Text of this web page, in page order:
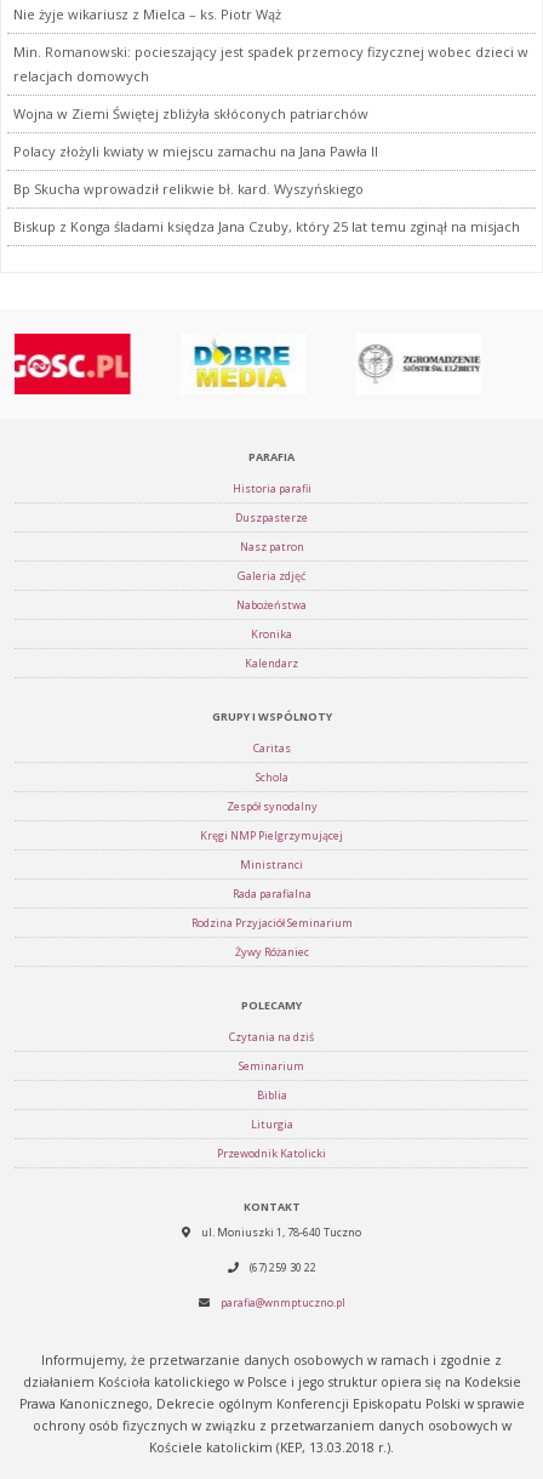
Nie żyje wikariusz z Mielca – ks. Piotr Wąż
Min. Romanowski: pocieszający jest spadek przemocy fizycznej wobec dzieci w
relacjach domowych
Wojna w Ziemi Świętej zbliżyła skłóconych patriarchów
Polacy złożyli kwiaty w miejscu zamachu na Jana Pawła II
Bp Skucha wprowadził relikwie bł. kard. Wyszyńskiego
Biskup z Konga śladami księdza Jana Czuby, który 25 lat temu zginął na misjach
PARAFIA
Historia parafii
Duszpasterze
Nasz patron
Galeria zdjęć
Nabożeństwa
Kronika
Kalendarz
GRUPY I WSPÓLNOTY
Caritas
Schola
Zespół synodalny
Kręgi NMP Pielgrzymującej
Ministranci
Rada parafialna
Rodzina Przyjaciół Seminarium
Żywy Różaniec
POLECAMY
Czytania na dziś
Seminarium
Biblia
Liturgia
Przewodnik Katolicki
KONTAKT
ul. Moniuszki 1, 78-640 Tuczno
(67) 259 30 22
parafia@wnmptuczno.pl
Informujemy, że przetwarzanie danych osobowych w ramach i zgodnie z
działaniem Kościoła katolickiego w Polsce i jego struktur opiera się na Kodeksie
Prawa Kanonicznego, Dekrecie ogólnym Konferencji Episkopatu Polski w sprawie
ochrony osób fizycznych w związku z przetwarzaniem danych osobowych w
Kościele katolickim (KEP, 13.03.2018 r.).